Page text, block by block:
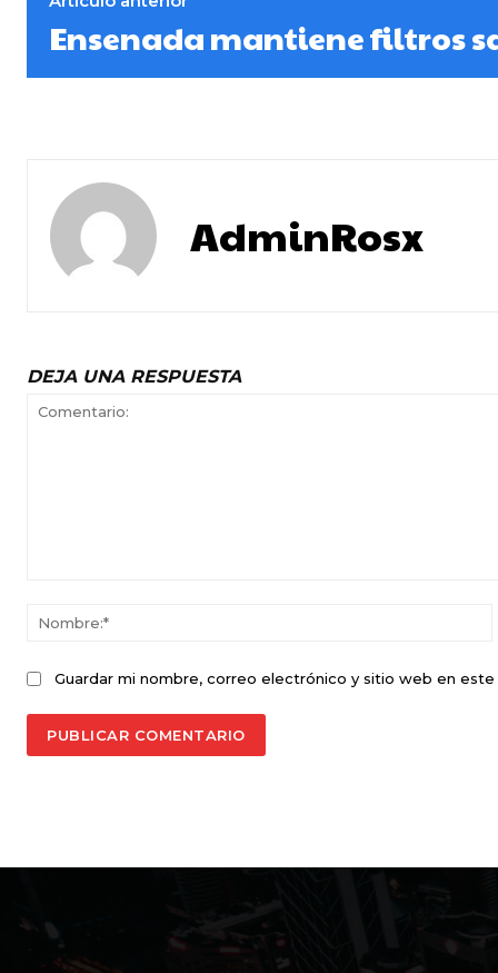
Ensenada mantiene filtros
AdminRosx
DEJA UNA RESPUESTA
Guardar mi nombre, correo electrónico y sitio web en